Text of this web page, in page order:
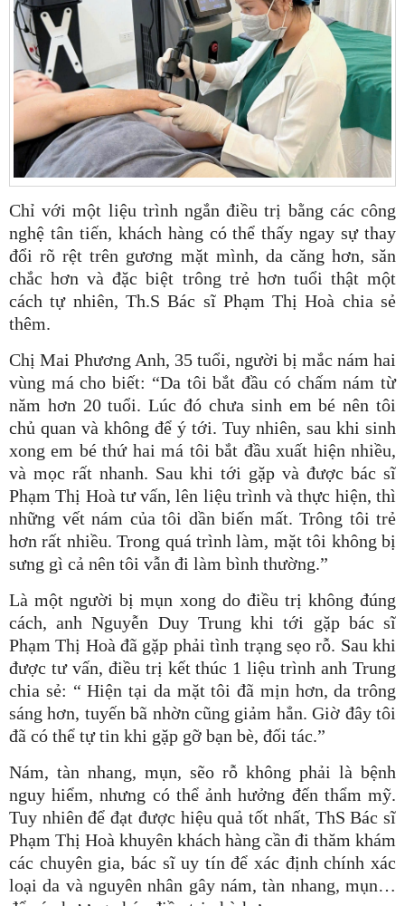
Chỉ với một liệu trình ngắn điều trị bằng các công
nghệ tân tiến, khách hàng có thể thấy ngay sự thay
đổi rõ rệt trên gương mặt mình, da căng hơn, săn
chắc hơn và đặc biệt trông trẻ hơn tuổi thật một
cách tự nhiên, Th.S Bác sĩ Phạm Thị Hoà chia sẻ
thêm.
Chị Mai Phương Anh, 35 tuổi, người bị mắc nám hai
vùng má cho biết: “Da tôi bắt đầu có chấm nám từ
năm hơn 20 tuổi. Lúc đó chưa sinh em bé nên tôi
chủ quan và không để ý tới. Tuy nhiên, sau khi sinh
xong em bé thứ hai má tôi bắt đầu xuất hiện nhiều,
và mọc rất nhanh. Sau khi tới gặp và được bác sĩ
Phạm Thị Hoà tư vấn, lên liệu trình và thực hiện, thì
những vết nám của tôi dần biến mất. Trông tôi trẻ
hơn rất nhiều. Trong quá trình làm, mặt tôi không bị
sưng gì cả nên tôi vẫn đi làm bình thường.”
Là một người bị mụn xong do điều trị không đúng
cách, anh Nguyễn Duy Trung khi tới gặp bác sĩ
Phạm Thị Hoà đã gặp phải tình trạng sẹo rỗ. Sau khi
được tư vấn, điều trị kết thúc 1 liệu trình anh Trung
chia sẻ: “ Hiện tại da mặt tôi đã mịn hơn, da trông
sáng hơn, tuyến bã nhờn cũng giảm hẳn. Giờ đây tôi
đã có thể tự tin khi gặp gỡ bạn bè, đối tác.”
Nám, tàn nhang, mụn, sẽo rỗ không phải là bệnh
nguy hiểm, nhưng có thể ảnh hưởng đến thẩm mỹ.
Tuy nhiên để đạt được hiệu quả tốt nhất, ThS Bác sĩ
Phạm Thị Hoà khuyên khách hàng cần đi thăm khám
các chuyên gia, bác sĩ uy tín để xác định chính xác
loại da và nguyên nhân gây nám, tàn nhang, mụn…